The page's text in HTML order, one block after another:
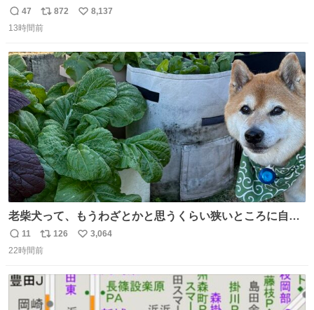
返
信
47
リ
ポ
ト
数
872
い
数
8,137
13時間前
老柴犬って、もうわざとかと思うくらい狭いところに自ら
はまりにいくじゃないですか？ 今朝ガーデニングしてる飼
い主の間にはまってきて、最高に可愛かった♥️
返
信
11
リ
ポ
ト
数
126
い
3,064
22時間前